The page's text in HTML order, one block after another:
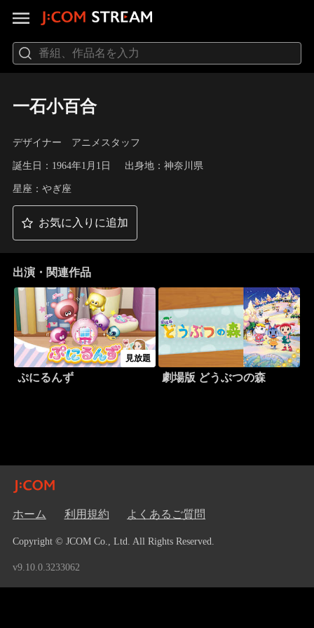
一石小百合
デザイナー アニメスタッフ
誕生日：1964年1月1日 出身地：神奈川県
星座：やぎ座
お気に入りに追加
出演・関連作品
見放題
ぷにるんず 劇場版 どうぶつの森
ホーム 利用規約 よくあるご質問
Copyright © JCOM Co., Ltd. All Rights Reserved.
v9.10.0.3233062